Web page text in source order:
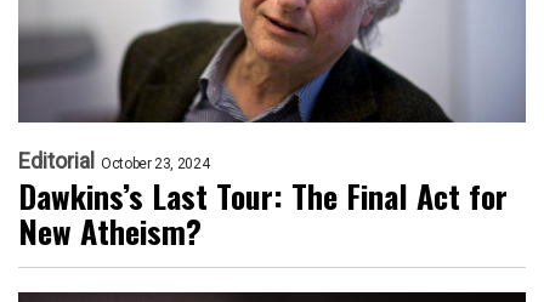
Editorial October 23, 2024
Dawkins’s Last Tour: The Final Act for
New Atheism?